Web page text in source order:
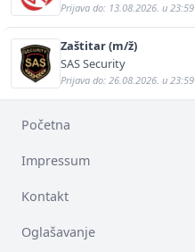
Prijava do: 13.08.2026. u 23:59
Zaštitar (m/ž)
SAS Security
Prijava do: 26.08.2026. u 23:59
Početna
Impressum
Kontakt
Oglašavanje